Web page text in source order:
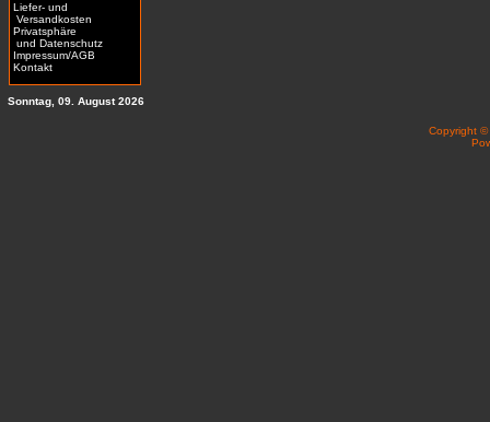
Liefer- und
Versandkosten
Privatsphäre
und Datenschutz
Impressum/AGB
Kontakt
Sonntag, 09. August 2026
Copyright